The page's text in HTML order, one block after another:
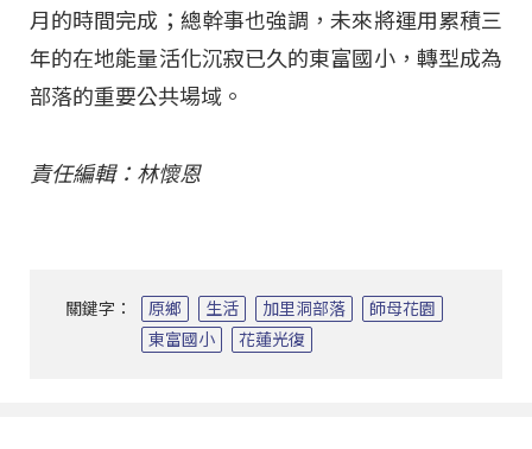
月的時間完成；總幹事也強調，未來將運用累積三
年的在地能量活化沉寂已久的東富國小，轉型成為
部落的重要公共場域。
責任編輯：林懷恩
關鍵字： 原鄉 生活 加里洞部落
師母花園
東富國小
花蓮光復